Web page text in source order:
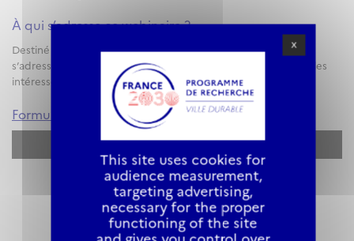
À qui s’adresse ce webinaire ?
Destiné à toute la communauté du PEPR VDBI, ce webinaire
s’adresse aux chercheur.euses, collectivités et professionnel.les
intéressé.es par ces thématiques.
Formulaire d'inscription
YouTube is disabled. ✓ ALLOW
X
This site uses cookies for
audience measurement,
targeting advertising,
necessary for the proper
functioning of the site